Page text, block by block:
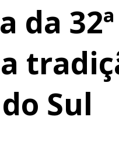
da
Sul